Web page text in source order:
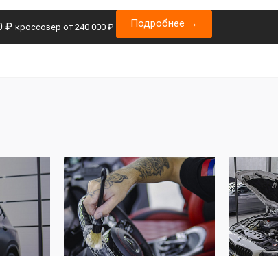
₽ кроссовер от 240 000 ₽ Подробнее →